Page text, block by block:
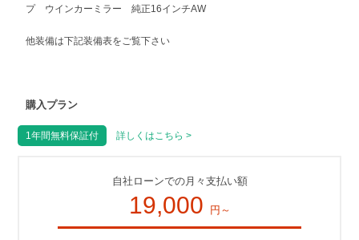
プ ウインカーミラー 純正16インチAW
他装備は下記装備表をご覧下さい
購入プラン
1年間無料保証付 詳しくはこちら >
自社ローンでの月々支払い額
19,000 円～